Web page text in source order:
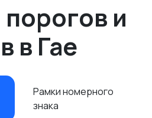
и
в Гае
Рамки номерного
знака